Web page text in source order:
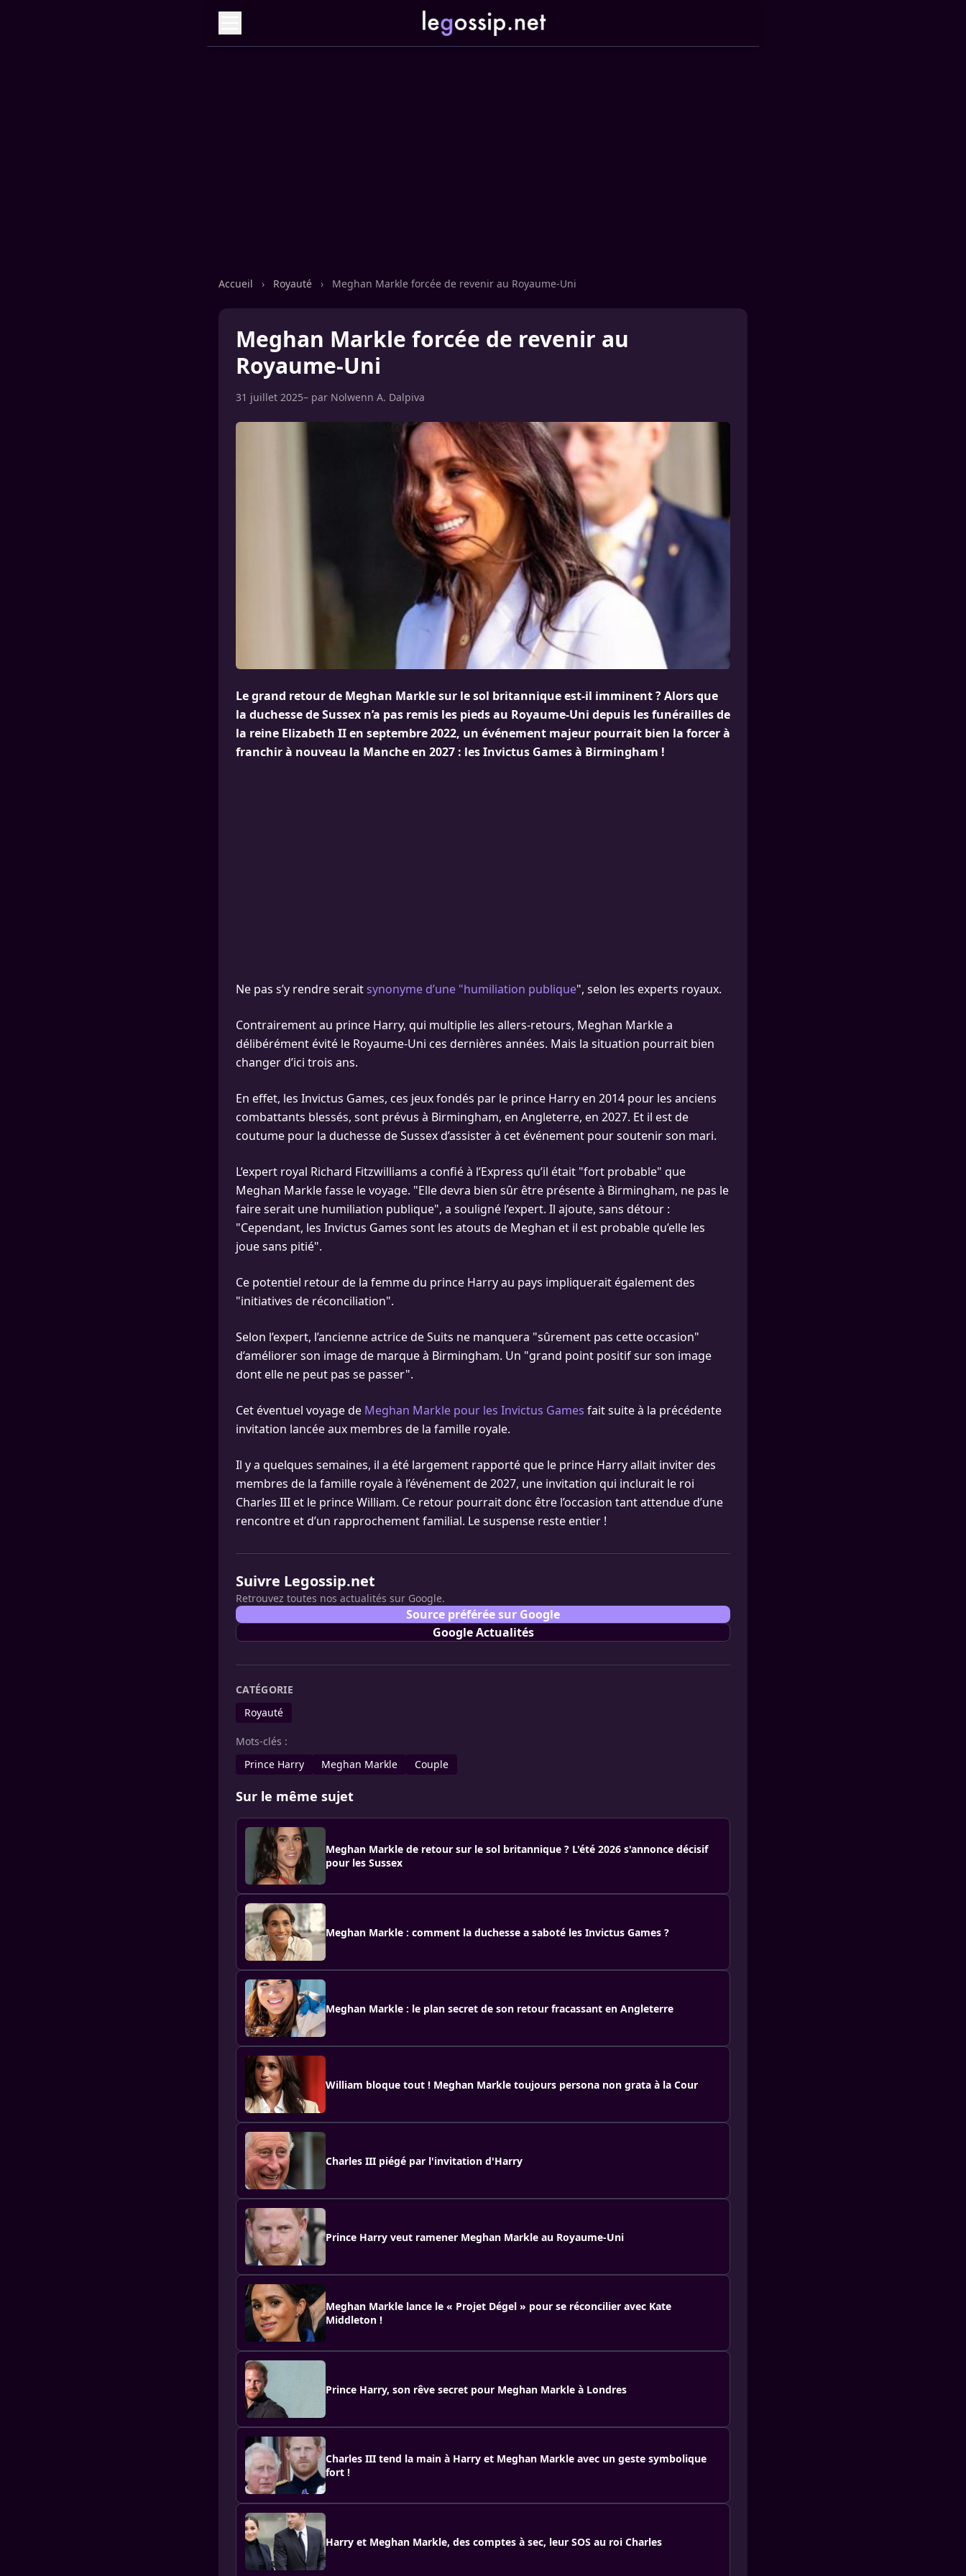
Accueil › Royauté › Meghan Markle forcée de revenir au Royaume-Uni
Meghan Markle forcée de revenir au
Royaume-Uni
31 juillet 2025– par Nolwenn A. Dalpiva
Le grand retour de Meghan Markle sur le sol britannique est-il imminent ? Alors que
la duchesse de Sussex n’a pas remis les pieds au Royaume-Uni depuis les funérailles de
la reine Elizabeth II en septembre 2022, un événement majeur pourrait bien la forcer à
franchir à nouveau la Manche en 2027 : les Invictus Games à Birmingham !
Ne pas s’y rendre seraitsynonyme d’une "humiliation publique", selon les experts royaux.
Contrairement au prince Harry, qui multiplie les allers-retours, Meghan Markle a
délibérément évité le Royaume-Uni ces dernières années. Mais la situation pourrait bien
changer d’ici trois ans.
En effet, les Invictus Games, ces jeux fondés par le prince Harry en 2014 pour les anciens
combattants blessés, sont prévus à Birmingham, en Angleterre, en 2027. Et il est de
coutume pour la duchesse de Sussex d’assister à cet événement pour soutenir son mari.
L’expert royal Richard Fitzwilliams a confié à l’Express qu’il était "fort probable" que
Meghan Markle fasse le voyage. "Elle devra bien sûr être présente à Birmingham, ne pas le
faire serait une humiliation publique", a souligné l’expert. Il ajoute, sans détour :
"Cependant, les Invictus Games sont les atouts de Meghan et il est probable qu’elle les
joue sans pitié".
Ce potentiel retour de la femme du prince Harry au pays impliquerait également des
"initiatives de réconciliation".
Selon l’expert, l’ancienne actrice de Suits ne manquera "sûrement pas cette occasion"
d’améliorer son image de marque à Birmingham. Un "grand point positif sur son image
dont elle ne peut pas se passer".
Cet éventuel voyage de Meghan Markle pour les Invictus Games fait suite à la précédente
invitation lancée aux membres de la famille royale.
Il y a quelques semaines, il a été largement rapporté que le prince Harry allait inviter des
membres de la famille royale à l’événement de 2027, une invitation qui inclurait le roi
Charles III et le prince William. Ce retour pourrait donc être l’occasion tant attendue d’une
rencontre et d’un rapprochement familial. Le suspense reste entier !
Suivre Legossip.net
Retrouvez toutes nos actualités sur Google.
Source préférée sur Google
Google Actualités
CATÉGORIE
Royauté
Mots-clés :
Prince Harry
Meghan Markle Couple
Sur le même sujet
Meghan Markle de retour sur le sol britannique ? L'été 2026 s'annonce décisif
pour les Sussex
Meghan Markle : comment la duchesse a saboté les Invictus Games ?
Meghan Markle : le plan secret de son retour fracassant en Angleterre
William bloque tout ! Meghan Markle toujours persona non grata à la Cour
Charles III piégé par l'invitation d'Harry
Prince Harry veut ramener Meghan Markle au Royaume-Uni
Meghan Markle lance le « Projet Dégel » pour se réconcilier avec Kate
Middleton !
Prince Harry, son rêve secret pour Meghan Markle à Londres
Charles III tend la main à Harry et Meghan Markle avec un geste symbolique
fort !
Harry et Meghan Markle, des comptes à sec, leur SOS au roi Charles